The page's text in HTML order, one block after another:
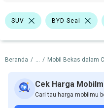
SUV BYD Seal
Harga Merek Dan
Tipe Bodi Tipe
Beranda / ... / Mobil Bekas dalam
Cek Harga
Cari tau harga mobilmu